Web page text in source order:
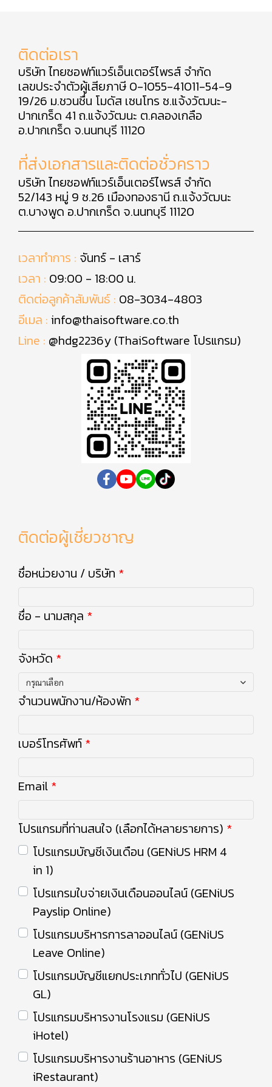
ติดต่อเรา
บริษัท ไทยซอฟท์แวร์เอ็นเตอร์ไพรส์ จำกัด
เลขประจำตัวผู้เสียภาษี 0-1055-41011-54-9
19/26 ม.ชวนชื่น โมดัส เซนโทร ซ.แจ้งวัฒนะ-
ปากเกร็ด 41 ถ.แจ้งวัฒนะ ต.คลองเกลือ
อ.ปากเกร็ด จ.นนทบุรี 11120
ที่ส่งเอกสารและติดต่อชั่วคราว
บริษัท ไทยซอฟท์แวร์เอ็นเตอร์ไพรส์ จำกัด
52/143 หมู่ 9 ซ.26 เมืองทองธานี ถ.แจ้งวัฒนะ
ต.บางพูด อ.ปากเกร็ด จ.นนทบุรี 11120
เวลาทำการ : จันทร์ - เสาร์
เวลา : 09:00 - 18:00 น.
ติดต่อลูกค้าสัมพันธ์ : 08-3034-4803
อีเมล : info@thaisoftware.co.th
Line : @hdg2236y (ThaiSoftware โปรแกรม)
ติดต่อผู้เชี่ยวชาญ
ชื่อหน่วยงาน / บริษัท
ชื่อ - นามสกุล
จังหวัด
กรุณาเลือก
จำนวนพนักงาน/ห้องพัก
เบอร์โทรศัพท์
Email
โปรแกรมที่ท่านสนใจ (เลือกได้หลายรายการ)
โปรแกรมบัญชีเงินเดือน (GENiUS HRM 4
in 1)
โปรแกรมใบจ่ายเงินเดือนออนไลน์ (GENiUS
Payslip Online)
โปรแกรมบริหารการลาออนไลน์ (GENiUS
Leave Online)
โปรแกรมบัญชีแยกประเภททั่วไป (GENiUS
GL)
โปรแกรมบริหารงานโรงแรม (GENiUS
iHotel)
โปรแกรมบริหารงานร้านอาหาร (GENiUS
iRestaurant)